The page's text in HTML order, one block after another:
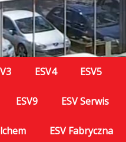
ESV4 ESV5
ESV9 ESV Serwis
ESV Fabryczna